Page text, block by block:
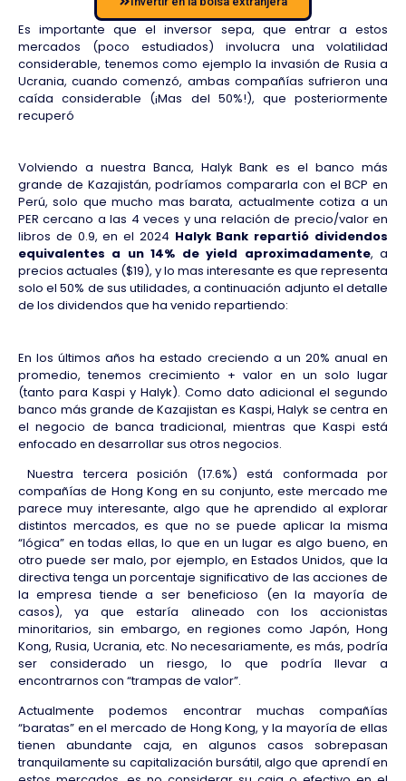
Es importante que el inversor sepa, que entrar a estos
mercados (poco estudiados) involucra una volatilidad
considerable, tenemos como ejemplo la invasión de Rusia a
Ucrania, cuando comenzó, ambas compañías sufrieron una
caída considerable (¡Mas del 50%!), que posteriormente
recuperó
Volviendo a nuestra Banca, Halyk Bank es el banco más
grande de Kazajistán, podríamos compararla con el BCP en
Perú, solo que mucho mas barata, actualmente cotiza a un
PER cercano a las 4 veces y una relación de precio/valor en
libros de 0.9, en el 2024 Halyk Bank repartió dividendos
equivalentes a un 14% de yield aproximadamente, a
precios actuales ($19), y lo mas interesante es que representa
solo el 50% de sus utilidades, a continuación adjunto el detalle
de los dividendos que ha venido repartiendo:
En los últimos años ha estado creciendo a un 20% anual en
promedio, tenemos crecimiento + valor en un solo lugar
(tanto para Kaspi y Halyk). Como dato adicional el segundo
banco más grande de Kazajistan es Kaspi, Halyk se centra en
el negocio de banca tradicional, mientras que Kaspi está
enfocado en desarrollar sus otros negocios.
Nuestra tercera posición (17.6%) está conformada por
compañías de Hong Kong en su conjunto, este mercado me
parece muy interesante, algo que he aprendido al explorar
distintos mercados, es que no se puede aplicar la misma
“lógica” en todas ellas, lo que en un lugar es algo bueno, en
otro puede ser malo, por ejemplo, en Estados Unidos, que la
directiva tenga un porcentaje significativo de las acciones de
la empresa tiende a ser beneficioso (en la mayoría de
casos), ya que estaría alineado con los accionistas
minoritarios, sin embargo, en regiones como Japón, Hong
Kong, Rusia, Ucrania, etc. No necesariamente, es más, podría
ser considerado un riesgo, lo que podría llevar a
encontrarnos con “trampas de valor”.
Actualmente podemos encontrar muchas compañías
“baratas” en el mercado de Hong Kong, y la mayoría de ellas
tienen abundante caja, en algunos casos sobrepasan
tranquilamente su capitalización bursátil, algo que aprendí en